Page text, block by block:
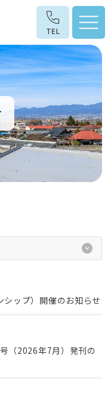
ップ）開催のお知らせ
（2026年7月）発刊の